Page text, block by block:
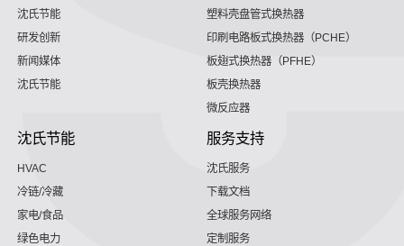
沈氏节能
研发创新
新闻媒体
沈氏节能
塑料壳盘管式换热器
印刷电路板式换热器（PCHE）
板翅式换热器（PFHE）
板壳换热器
微反应器
沈氏节能
HVAC
冷链/冷藏
家电/食品
绿色电力
服务支持
沈氏服务
下载文档
全球服务网络
定制服务